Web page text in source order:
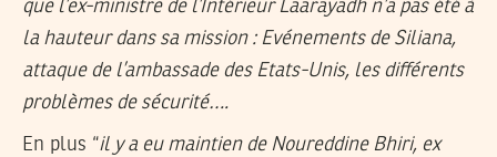
que l’ex-ministre de l’Intérieur Laarayadh n’a pas été à
la hauteur dans sa mission : Evénements de Siliana,
attaque de l’ambassade des Etats-Unis, les différents
problèmes de sécurité….
En plus “il y a eu maintien de Noureddine Bhiri, ex